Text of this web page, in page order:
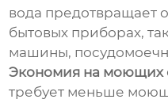
вода предотвращает
бытовых приборах,
машины,
Экономия на моющих
требует меньше